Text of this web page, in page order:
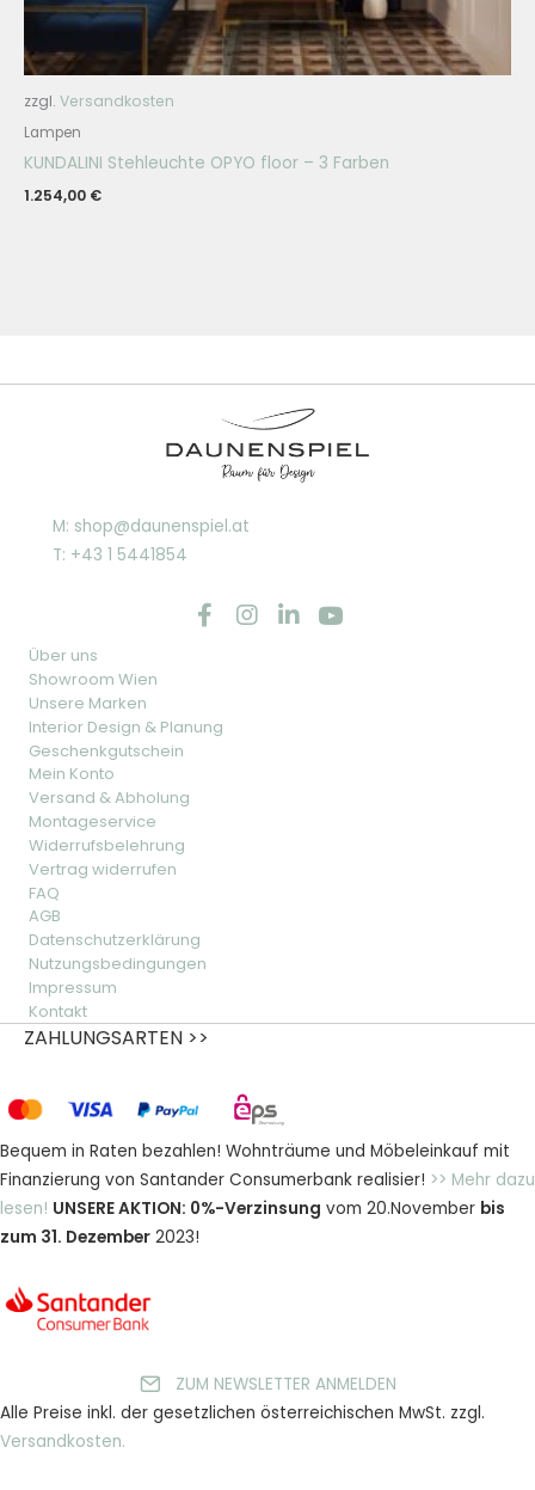
zzgl. Versandkosten
Lampen
KUNDALINI Stehleuchte OPYO floor – 3 Farben
1.254,00 €
M: shop@daunenspiel.at
T: +43 1 5441854
Über uns
Showroom Wien
Unsere Marken
Interior Design & Planung
Geschenkgutschein
Mein Konto
Versand & Abholung
Montageservice
Widerrufsbelehrung
Vertrag widerrufen
FAQ
AGB
Datenschutzerklärung
Nutzungsbedingungen
Impressum
Kontakt
ZAHLUNGSARTEN >>
Bequem in Raten bezahlen! Wohnträume und Möbeleinkauf mit
Finanzierung von Santander Consumerbank realisier! >> Mehr dazu
lesen! UNSERE AKTION: 0%-Verzinsung vom 20.November bis
zum 31. Dezember 2023!
ZUM NEWSLETTER ANMELDEN
Alle Preise inkl. der gesetzlichen österreichischen MwSt. zzgl.
Versandkosten.